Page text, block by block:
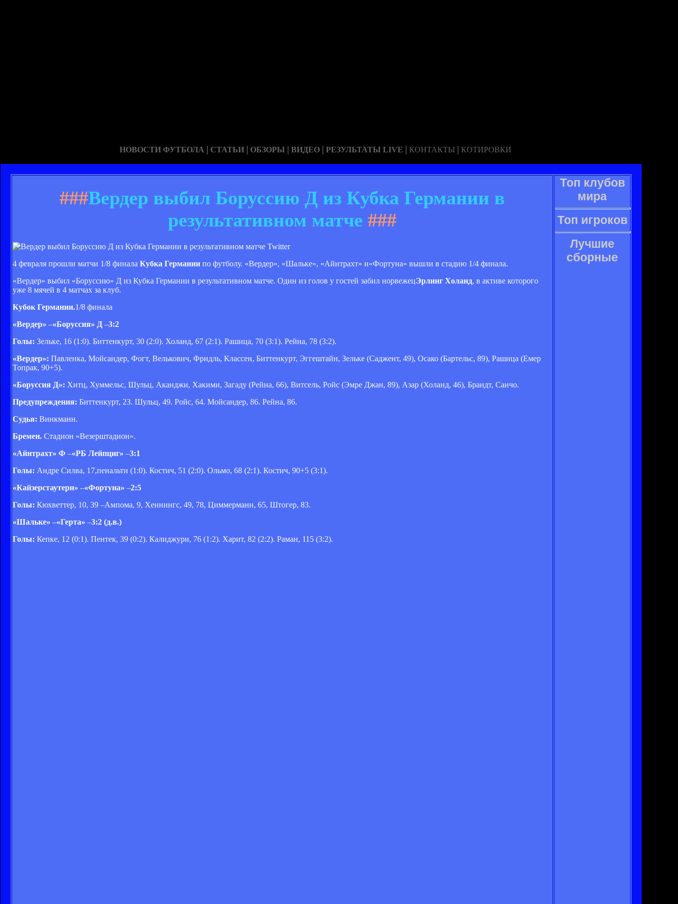
НОВОСТИ ФУТБОЛА | СТАТЬИ | ОБЗОРЫ | ВИДЕО | РЕЗУЛЬТАТЫ LIVE | КОНТАКТЫ | КОТИРОВКИ
###Вердер выбил Боруссию Д из Кубка Германии в
результативном матче ###
Twitter
4 февраля прошли матчи 1/8 финала Кубка Германии по футболу. «Вердер», «Шальке», «Айнтрахт» и«Фортуна» вышли в стадию 1/4 финала.
«Вердер» выбил «Боруссию» Д из Кубка Германии в результативном матче. Один из голов у гостей забил норвежецЭрлинг Холанд, в активе которого
уже 8 мячей в 4 матчах за клуб.
Кубок Германии.1/8 финала
«Вердер» –«Боруссия» Д –3:2
Голы: Зельке, 16 (1:0). Биттенкурт, 30 (2:0). Холанд, 67 (2:1). Рашица, 70 (3:1). Рейна, 78 (3:2).
«Вердер»: Павленка, Мойсандер, Фогт, Велькович, Фридль, Классен, Биттенкурт, Эггештайн, Зельке (Саджент, 49), Осако (Бартельс, 89), Рашица (Емер
Топрак, 90+5).
«Боруссия Д»: Хитц, Хуммельс, Шульц, Аканджи, Хакими, Загаду (Рейна, 66), Витсель, Ройс (Эмре Джан, 89), Азар (Холанд, 46), Брандт, Санчо.
Предупреждения: Биттенкурт, 23. Шульц, 49. Ройс, 64. Мойсандер, 86. Рейна, 86.
Судья: Винкманн.
Бремен. Стадион «Везерштадион».
«Айнтрахт» Ф –«РБ Лейпциг» –3:1
Голы: Андре Силва, 17,пенальти (1:0). Костич, 51 (2:0). Ольмо, 68 (2:1). Костич, 90+5 (3:1).
«Кайзерстаутерн» –«Фортуна» –2:5
Голы: Кюхветтер, 10, 39 –Ампома, 9, Хеннингс, 49, 78, Циммерманн, 65, Штогер, 83.
«Шальке» –«Герта» –3:2 (д.в.)
Голы: Кепке, 12 (0:1). Пентек, 39 (0:2). Калиджури, 76 (1:2). Харит, 82 (2:2). Раман, 115 (3:2).
Топ клубов
мира
Топ игроков
Лучшие
сборные